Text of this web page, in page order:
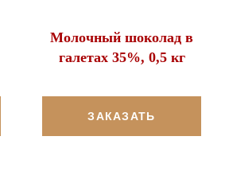
Молочный шоколад в
галетах 35%, 0,5 кг
ЗАКАЗАТЬ